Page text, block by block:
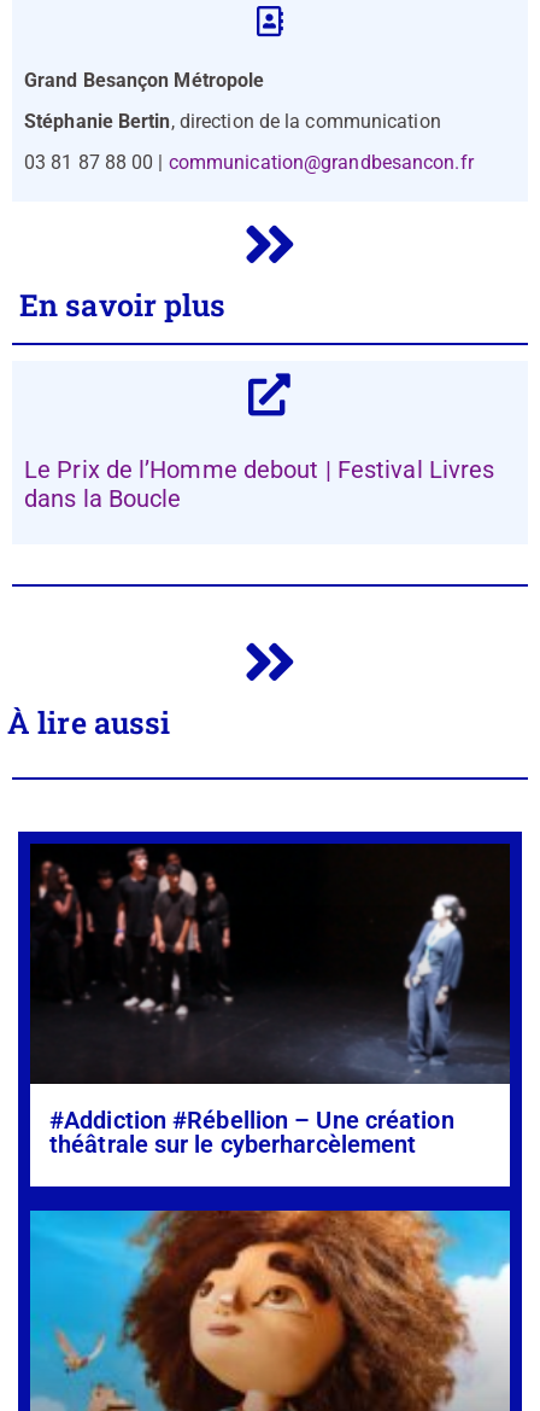
Grand Besançon Métropole
Stéphanie Bertin, direction de la communication
03 81 87 88 00 | communication@grandbesancon.fr
En savoir plus
Le Prix de l’Homme debout | Festival Livres
dans la Boucle
À lire aussi
#Addiction #Rébellion – Une création
théâtrale sur le cyberharcèlement